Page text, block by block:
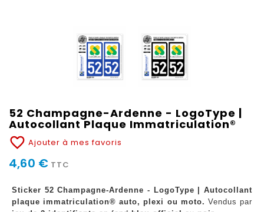
52 Champagne-Ardenne - LogoType |
Autocollant Plaque Immatriculation®
favorite_border Ajouter à mes favoris
4,60 € TTC
Sticker 52 Champagne-Ardenne - LogoType | Autocollant
plaque immatriculation® auto, plexi ou moto. Vendus par